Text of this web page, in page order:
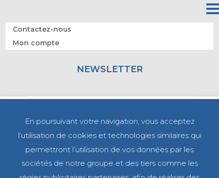
Contactez-nous
Mon compte
NEWSLETTER
En poursuivant votre navigation, vous acceptez
l’utilisation de cookies et technologies similaires qui
permettront l’utilisation de vos données par les
sociétés de notre groupe et des tiers comme les